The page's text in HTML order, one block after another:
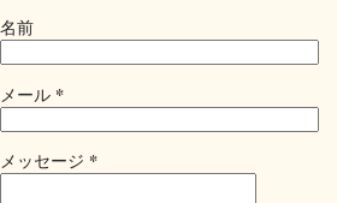
名前
メール *
メッセージ *